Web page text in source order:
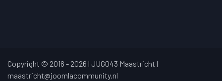
Copyright © 2016 - 2026 | JUG043 Maastricht |
maastricht@joomlacommunity.nl